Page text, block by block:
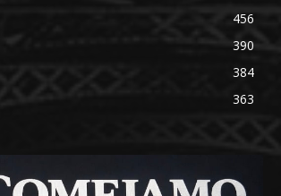
456
390
384
363